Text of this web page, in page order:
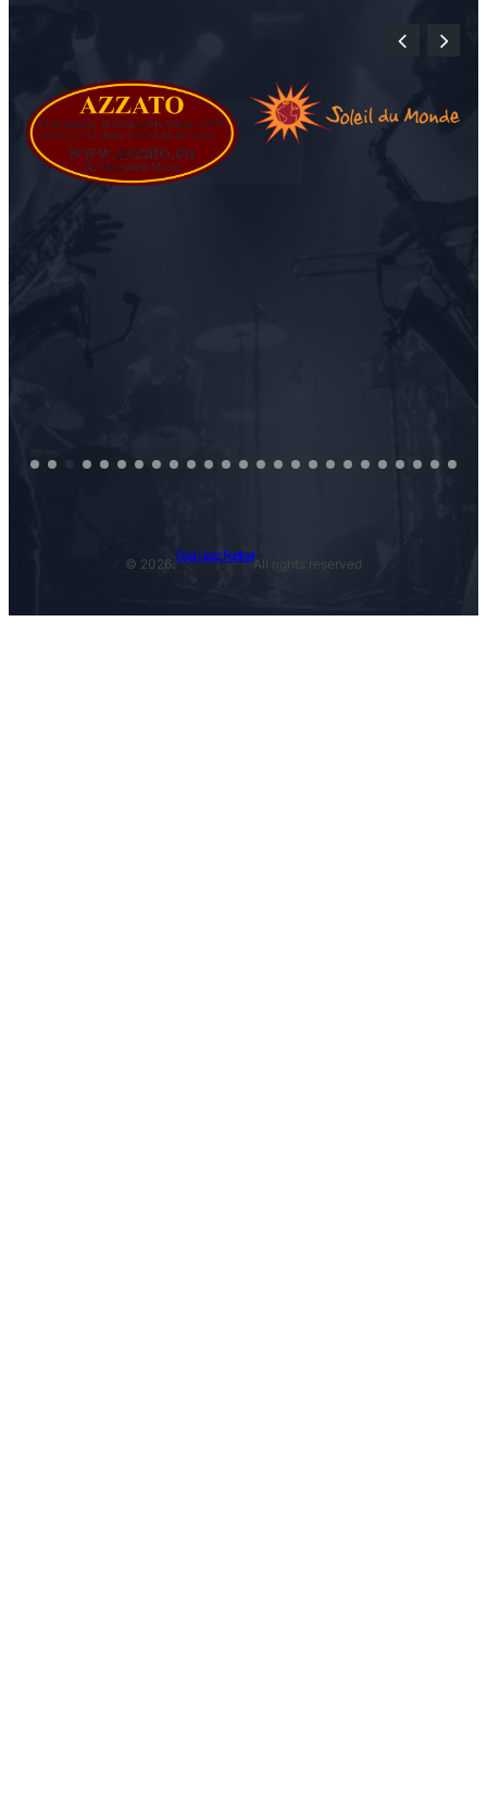
© 2026.
Open Jazz Festival
All rights reserved